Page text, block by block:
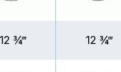
12 ¾‴ 12 ¾‴